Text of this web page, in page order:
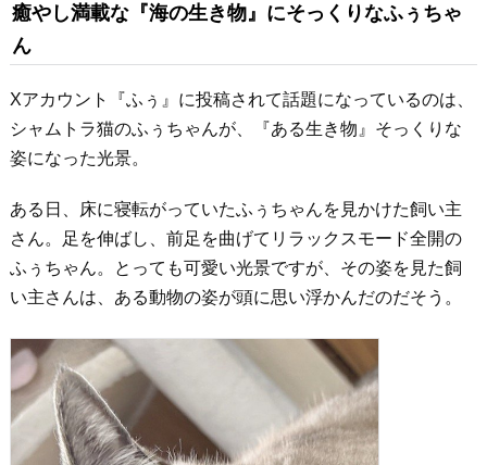
癒やし満載な『海の生き物』にそっくりなふぅちゃ
ん
Xアカウント『ふぅ』に投稿されて話題になっているのは、
シャムトラ猫のふぅちゃんが、『ある生き物』そっくりな
姿になった光景。
ある日、床に寝転がっていたふぅちゃんを見かけた飼い主
さん。足を伸ばし、前足を曲げてリラックスモード全開の
ふぅちゃん。とっても可愛い光景ですが、その姿を見た飼
い主さんは、ある動物の姿が頭に思い浮かんだのだそう。